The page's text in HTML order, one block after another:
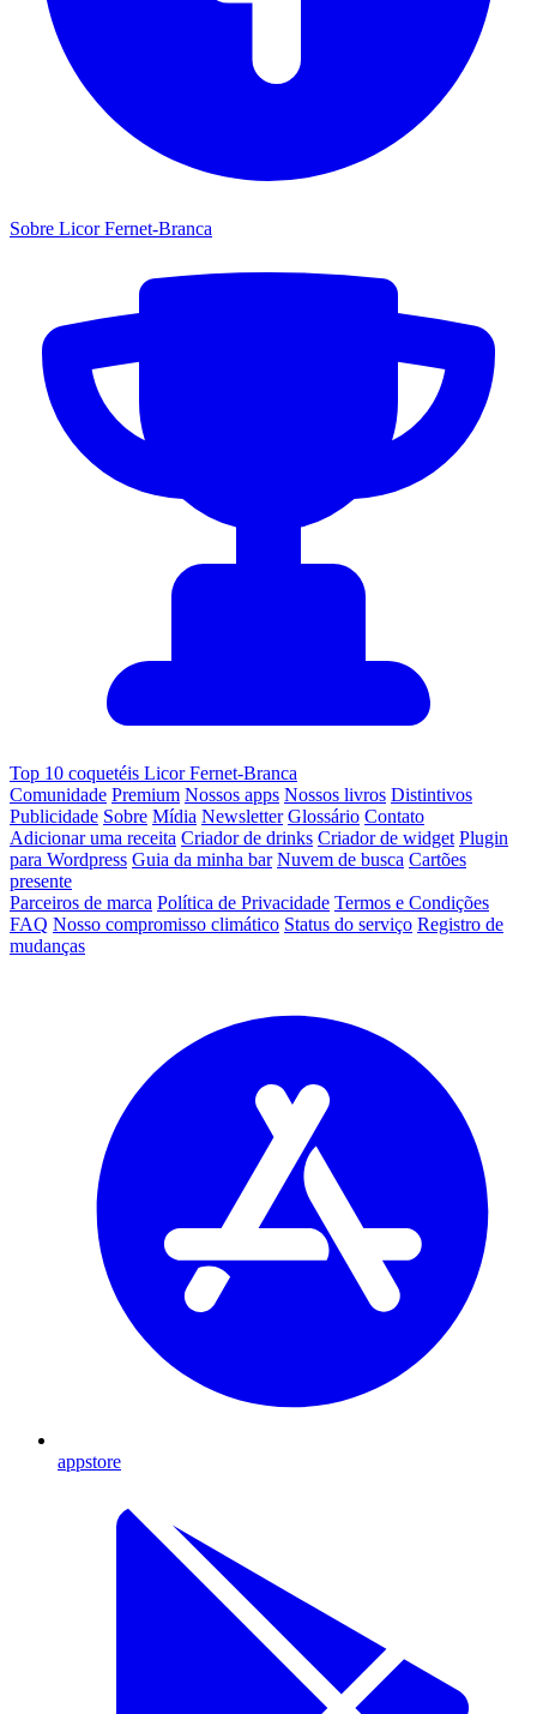
Sobre Licor Fernet-Branca
Top 10 coquetéis Licor Fernet-Branca
Comunidade Premium Nossos apps Nossos livros Distintivos
Publicidade Sobre Mídia Newsletter Glossário Contato
Adicionar uma receita Criador de drinks Criador de widget Plugin
para Wordpress Guia da minha bar Nuvem de busca Cartões
presente
Parceiros de marca Política de Privacidade Termos e Condições
FAQ Nosso compromisso climático Status do serviço Registro de
mudanças
appstore